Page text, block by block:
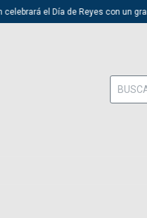
el Día de Reyes con un gran
Buscar: